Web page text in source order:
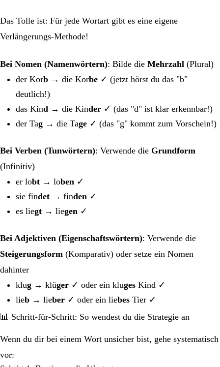
Das Tolle ist: Für jede Wortart gibt es eine eigene
Verlängerungs-Methode!
Bei Nomen (Namenwörtern): Bilde die Mehrzahl (Plural)
der Korb → die Korbe ✓ (jetzt hörst du das "b"
deutlich!)
das Kind → die Kinder ✓ (das "d" ist klar erkennbar!)
der Tag → die Tage ✓ (das "g" kommt zum Vorschein!)
Bei Verben (Tunwörtern): Verwende die Grundform
(Infinitiv)
er lobt → loben ✓
sie findet → finden ✓
es liegt → liegen ✓
Bei Adjektiven (Eigenschaftswörtern): Verwende die
Steigerungsform (Komparativ) oder setze ein Nomen
dahinter
klug → klüger ✓ oder ein kluges Kind ✓
lieb → lieber ✓ oder ein liebes Tier ✓
📊 Schritt-für-Schritt: So wendest du die Strategie an
Wenn du dir bei einem Wort unsicher bist, gehe systematisch
vor: